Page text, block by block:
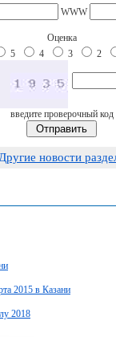
WWW
Оценка
5
4 3 2
введите проверочный код
Другие новости
2015 в Казани
2018